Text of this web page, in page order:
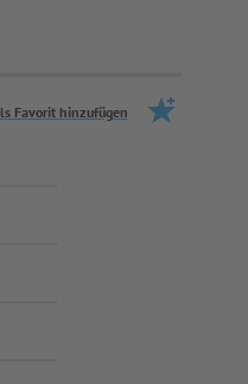
Favorit hinzufügen